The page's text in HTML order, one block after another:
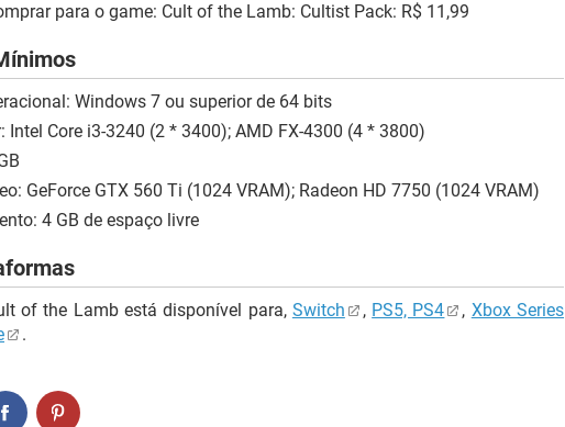
para o game: Cult of the Lamb: Cultist Pack: R$ 11,99
Windows 7 ou superior de 64 bits
Intel Core i3-3240 (2 * 3400); AMD FX-4300 (4 * 3800)
GeForce GTX 560 Ti (1024 VRAM); Radeon HD 7750 (1024 VRAM)
4 GB de espaço livre
of the Lamb está disponível para, Switch , PS5, PS4 , Xbox Series
.